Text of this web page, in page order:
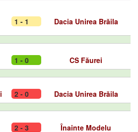
1 - 1 Dacia Unirea Brăila
1 - 0 CS Făurei
2 - 0 Dacia Unirea Brăila
2 - 3 Înainte Modelu